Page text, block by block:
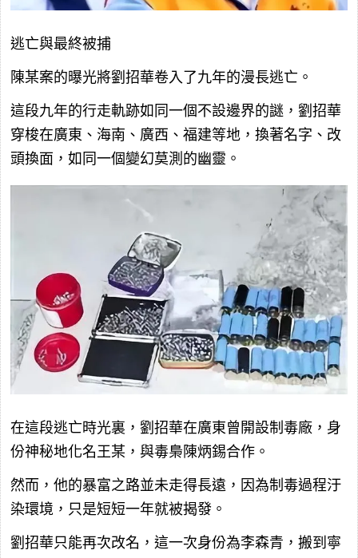
逃亡與最終被捕
陳某案的曝光將劉招華卷入了九年的漫長逃亡。
這段九年的行走軌跡如同一個不設邊界的謎，劉招華
穿梭在廣東、海南、廣西、福建等地，換著名字、改
頭換面，如同一個變幻莫測的幽靈。
在這段逃亡時光裏，劉招華在廣東曾開設制毒廠，身
份神秘地化名王某，與毒梟陳炳錫合作。
然而，他的暴富之路並未走得長遠，因為制毒過程汙
染環境，只是短短一年就被揭發。
劉招華只能再次改名，這一次身份為李森青，搬到寧